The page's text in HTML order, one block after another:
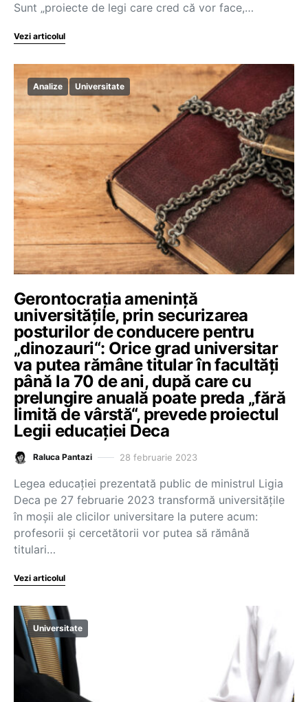
Sunt „proiecte de legi care cred că vor face,…
Vezi articolul
Analize Universitate
Gerontocrația amenință
universitățile, prin securizarea
posturilor de conducere pentru
„dinozauri“: Orice grad universitar
va putea rămâne titular în facultăți
până la 70 de ani, după care cu
prelungire anuală poate preda „fără
limită de vârstă“, prevede proiectul
Legii educației Deca
Raluca Pantazi 28 februarie 2023
Legea educației prezentată public de ministrul Ligia
Deca pe 27 februarie 2023 transformă universitățile
în moșii ale clicilor universitare la putere acum:
profesorii și cercetătorii vor putea să rămână
titulari…
Vezi articolul
Universitate